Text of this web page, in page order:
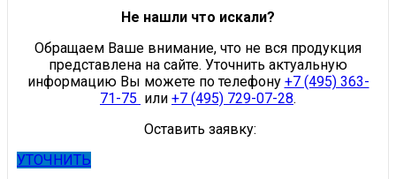
Не нашли что искали?
Обращаем Ваше внимание, что не вся продукция
представлена на сайте. Уточнить актуальную
информацию Вы можете по телефону +7 (495) 363-
71-75 или +7 (495) 729-07-28.
Оставить заявку:
УТОЧНИТЬ